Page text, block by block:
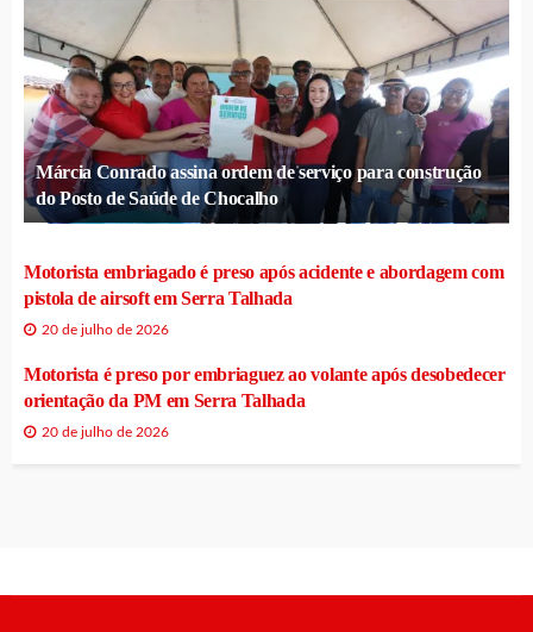
Márcia Conrado assina ordem de serviço para construção
do Posto de Saúde de Chocalho
Motorista embriagado é preso após acidente e abordagem com
pistola de airsoft em Serra Talhada
20 de julho de 2026
Motorista é preso por embriaguez ao volante após desobedecer
orientação da PM em Serra Talhada
20 de julho de 2026